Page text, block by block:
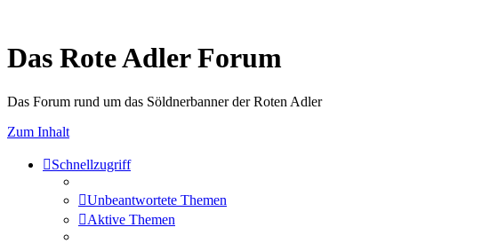
Das Rote Adler Forum
Das Forum rund um das Söldnerbanner der Roten Adler
Zum Inhalt
Schnellzugriff
Unbeantwortete Themen
Aktive Themen